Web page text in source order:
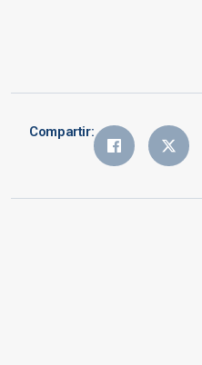
Compartir: